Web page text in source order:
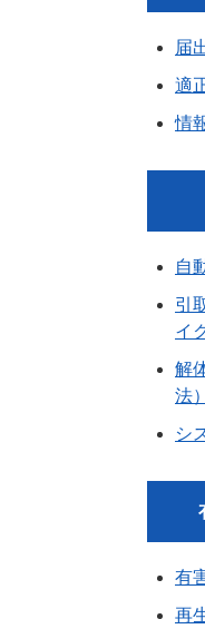
届
適
情
自
引
イ
解
法）
シ
有
再